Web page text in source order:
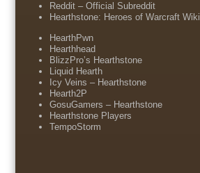
Reddit – Official Subreddit
Hearthstone: Heroes of Warcraft Wiki
HearthPwn
Hearthhead
BlizzPro’s Hearthstone
Liquid Hearth
Icy Veins – Hearthstone
Hearth2P
GosuGamers – Hearthstone
Hearthstone Players
TempoStorm